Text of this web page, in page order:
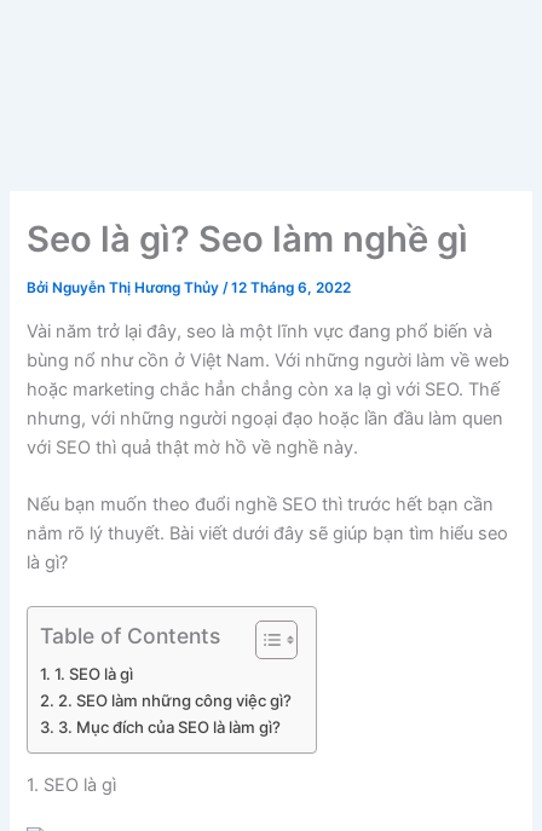
Seo là gì? Seo làm nghề gì
Bởi Nguyễn Thị Hương Thủy/12 Tháng 6, 2022
Vài năm trở lại đây, seo là một lĩnh vực đang phổ biến và
bùng nổ như cồn ở Việt Nam. Với những người làm về web
hoặc marketing chắc hẳn chẳng còn xa lạ gì với SEO. Thế
nhưng, với những người ngoại đạo hoặc lần đầu làm quen
với SEO thì quả thật mờ hồ về nghề này.
Nếu bạn muốn theo đuổi nghề SEO thì trước hết bạn cần
nắm rõ lý thuyết. Bài viết dưới đây sẽ giúp bạn tìm hiểu seo
là gì?
Table of Contents
1. SEO là gì
2. SEO làm những công việc gì?
3. Mục đích của SEO là làm gì?
1. SEO là gì